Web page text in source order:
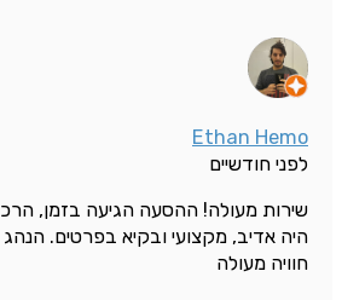
Ethan Hemo
לפני חודשיים
שירות מעולה! ההסעה הגיעה בזמן,
היה אדיב, מקצועי ובקיא בפרטים. הנהג
חוויה מעולה